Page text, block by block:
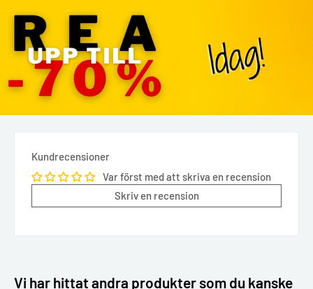
Kundrecensioner
Var först med att skriva en recension
Skriv en recension
Vi har hittat andra produkter som du kanske